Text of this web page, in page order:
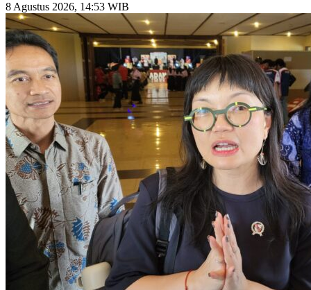
8 Agustus 2026, 14:53 WIB